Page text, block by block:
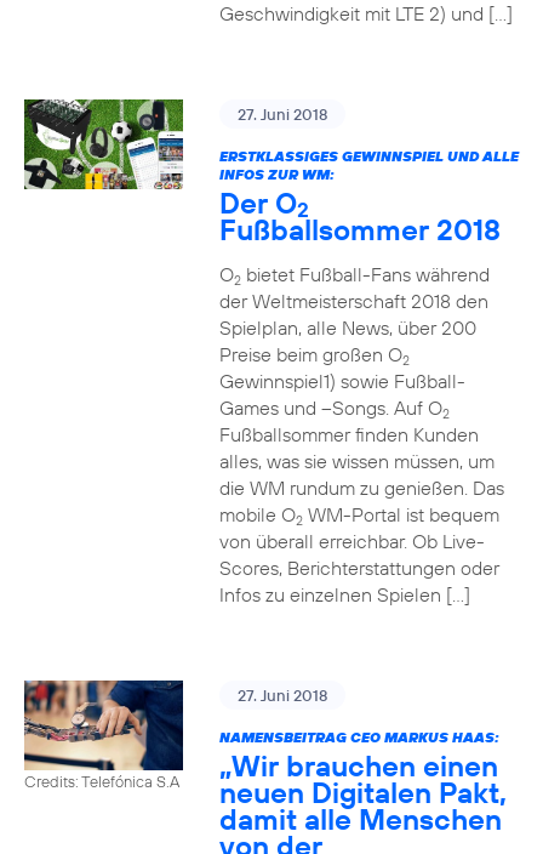
Geschwindigkeit mit LTE 2) und […]
27. Juni 2018
ERSTKLASSIGES GEWINNSPIEL UND ALLE
INFOS ZUR WM:
Der O2
Fußballsommer 2018
O2bietet Fußball-Fans während
der Weltmeisterschaft 2018 den
Spielplan, alle News, über 200
Preise beim großen O2
Gewinnspiel1) sowie Fußball-
Games und –Songs. Auf O2
Fußballsommer finden Kunden
alles, was sie wissen müssen, um
die WM rundum zu genießen. Das
mobile O2WM-Portal ist bequem
von überall erreichbar. Ob Live-
Scores, Berichterstattungen oder
Infos zu einzelnen Spielen […]
Credits: Telefónica S.A
27. Juni 2018
NAMENSBEITRAG CEO MARKUS HAAS:
„Wir brauchen einen
neuen Digitalen Pakt,
damit alle Menschen
von der